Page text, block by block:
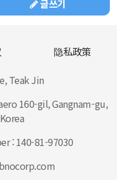
글쓰기
隐私政策
Teak Jin
160-gil, Gangnam-gu,
: 140-81-97030